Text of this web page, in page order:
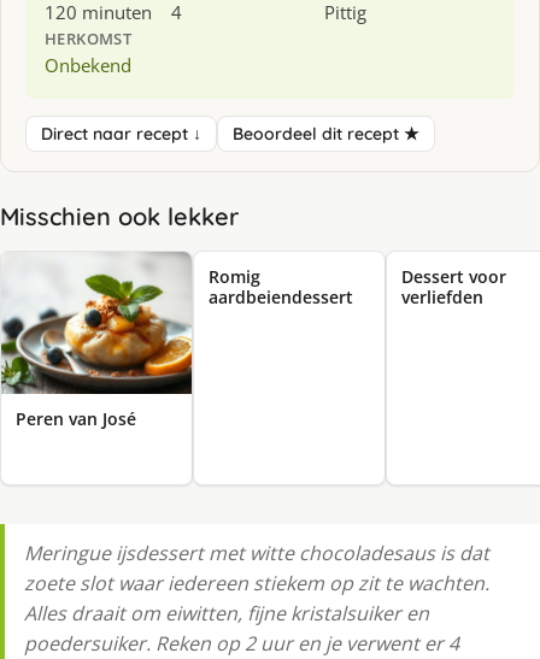
120 minuten 4 Pittig
HERKOMST
Onbekend
Direct naar recept ↓ Beoordeel dit recept ★
Misschien ook lekker
Peren van José
Romig
aardbeiendessert
Dessert voor
verliefden
Meringue ijsdessert met witte chocoladesaus is dat
zoete slot waar iedereen stiekem op zit te wachten.
Alles draait om eiwitten, fijne kristalsuiker en
poedersuiker. Reken op 2 uur en je verwent er 4